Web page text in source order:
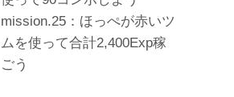
mission.25：ほっぺが赤いツ
ムを使って合計2,400Exp稼
ごう